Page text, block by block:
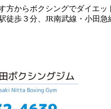
方からボクシングでダイエ
徒歩３分、JR南武線・小田